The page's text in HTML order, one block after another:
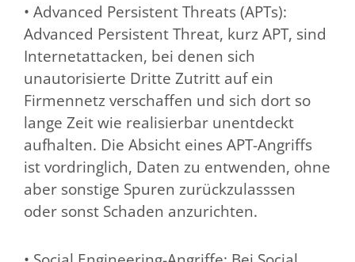
• Advanced Persistent Threats (APTs):
Advanced Persistent Threat, kurz APT, sind
Internetattacken, bei denen sich
unautorisierte Dritte Zutritt auf ein
Firmennetz verschaffen und sich dort so
lange Zeit wie realisierbar unentdeckt
aufhalten. Die Absicht eines APT-Angriffs
ist vordringlich, Daten zu entwenden, ohne
aber sonstige Spuren zurückzulasssen
oder sonst Schaden anzurichten.